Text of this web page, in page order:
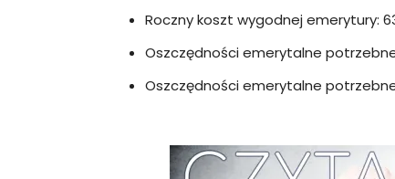
Roczny koszt wygodnej emerytury:
Oszczędności emerytalne potrzebne
Oszczędności emerytalne